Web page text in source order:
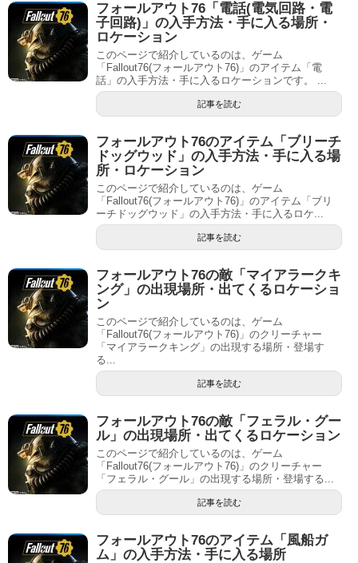
フォールアウト76「電話(電気回路・電
子回路)」の入手方法・手に入る場所・
ロケーション
このページで紹介しているのは、ゲーム
「Fallout76(フォールアウト76)」のアイテム「電
話」の入手方法・手に入るロケーションです。 ...
記事を読む
フォールアウト76のアイテム「ブリーチ
ドッグウッド」の入手方法・手に入る場
所・ロケーション
このページで紹介しているのは、ゲーム
「Fallout76(フォールアウト76)」のアイテム「ブリ
ーチドッグウッド」の入手方法・手に入るロケ...
記事を読む
フォールアウト76の敵「マイアラークキ
ング」の出現場所・出てくるロケーショ
ン
このページで紹介しているのは、ゲーム
「Fallout76(フォールアウト76)」のクリーチャー
「マイアラークキング」の出現する場所・登場す
る...
記事を読む
フォールアウト76の敵「フェラル・グー
ル」の出現場所・出てくるロケーション
このページで紹介しているのは、ゲーム
「Fallout76(フォールアウト76)」のクリーチャー
「フェラル・グール」の出現する場所・登場する...
記事を読む
フォールアウト76のアイテム「風船ガ
ム」の入手方法・手に入る場所